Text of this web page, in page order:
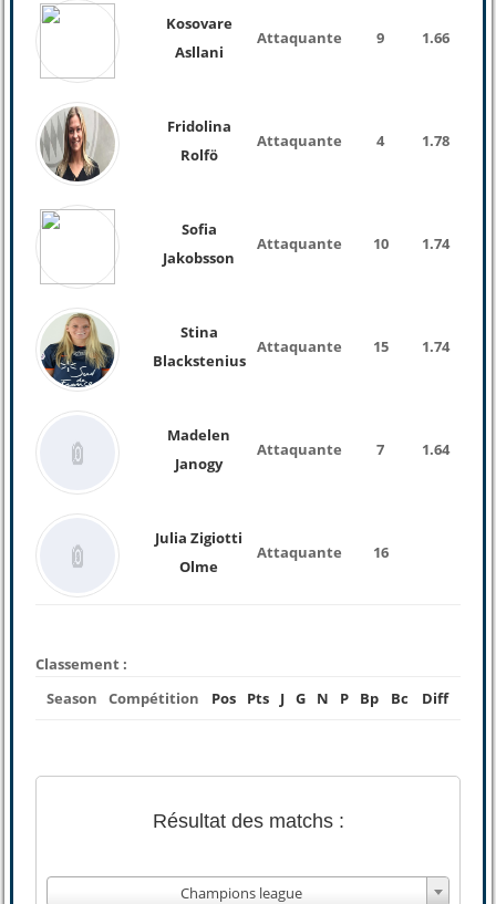
Kosovare
Asllani
Attaquante 9 1.66
Fridolina
Rolfö
Attaquante 4 1.78
Sofia
Jakobsson
Attaquante 10 1.74
Stina
Blackstenius
Attaquante 15 1.74
Madelen
Janogy
Attaquante 7 1.64
Julia Zigiotti
Olme
Attaquante 16
Classement :
Season
Compétition Pos Pts J G N P Bp Bc Diff
Résultat des matchs :
Champions league